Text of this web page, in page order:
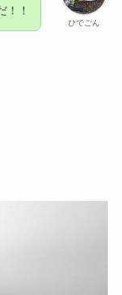
ひでごん
！！